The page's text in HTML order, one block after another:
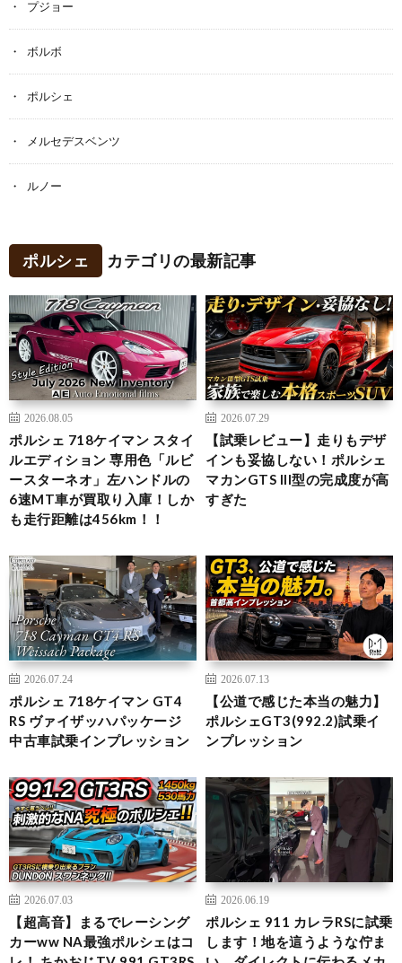
プジョー
ボルボ
ポルシェ
メルセデスベンツ
ルノー
ポルシェ カテゴリの最新記事
2026.08.05
ポルシェ 718ケイマン スタイ
ルエディション 専用色「ルビ
ースターネオ」左ハンドルの
6速MT車が買取り入庫！しか
も走行距離は456km！！
2026.07.29
【試乗レビュー】走りもデザ
インも妥協しない！ポルシェ
マカンGTS III型の完成度が高
すぎた
2026.07.24
ポルシェ 718ケイマン GT4
RS ヴァイザッハパッケージ
中古車試乗インプレッション
2026.07.13
【公道で感じた本当の魅力】
ポルシェGT3(992.2)試乗イ
ンプレッション
2026.07.03
【超高音】まるでレーシング
カーww NA最強ポルシェはコ
2026.06.19
ポルシェ 911 カレラRSに試乗
します！地を這うような佇ま